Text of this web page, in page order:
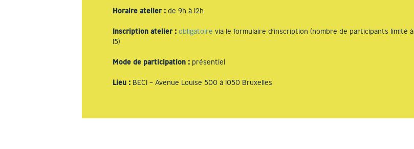
Horaire atelier : de 9h à 12h
Inscription atelier : obligatoire via le formulaire d’inscription (nombre de participants limité à
15)
Mode de participation : présentiel
Lieu : BECI – Avenue Louise 500 à 1050 Bruxelles